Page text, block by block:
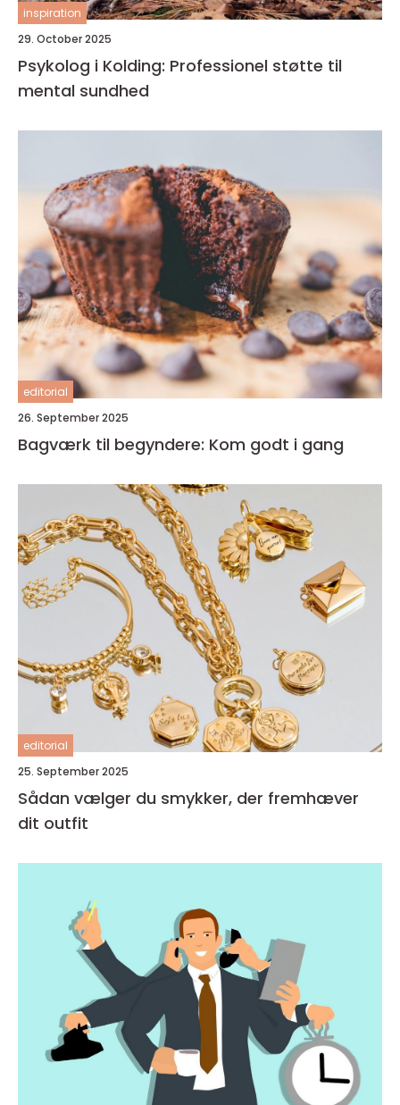
inspiration
29. October 2025
Psykolog i Kolding: Professionel støtte til
mental sundhed
editorial
26. September 2025
Bagværk til begyndere: Kom godt i gang
editorial
25. September 2025
Sådan vælger du smykker, der fremhæver
dit outfit